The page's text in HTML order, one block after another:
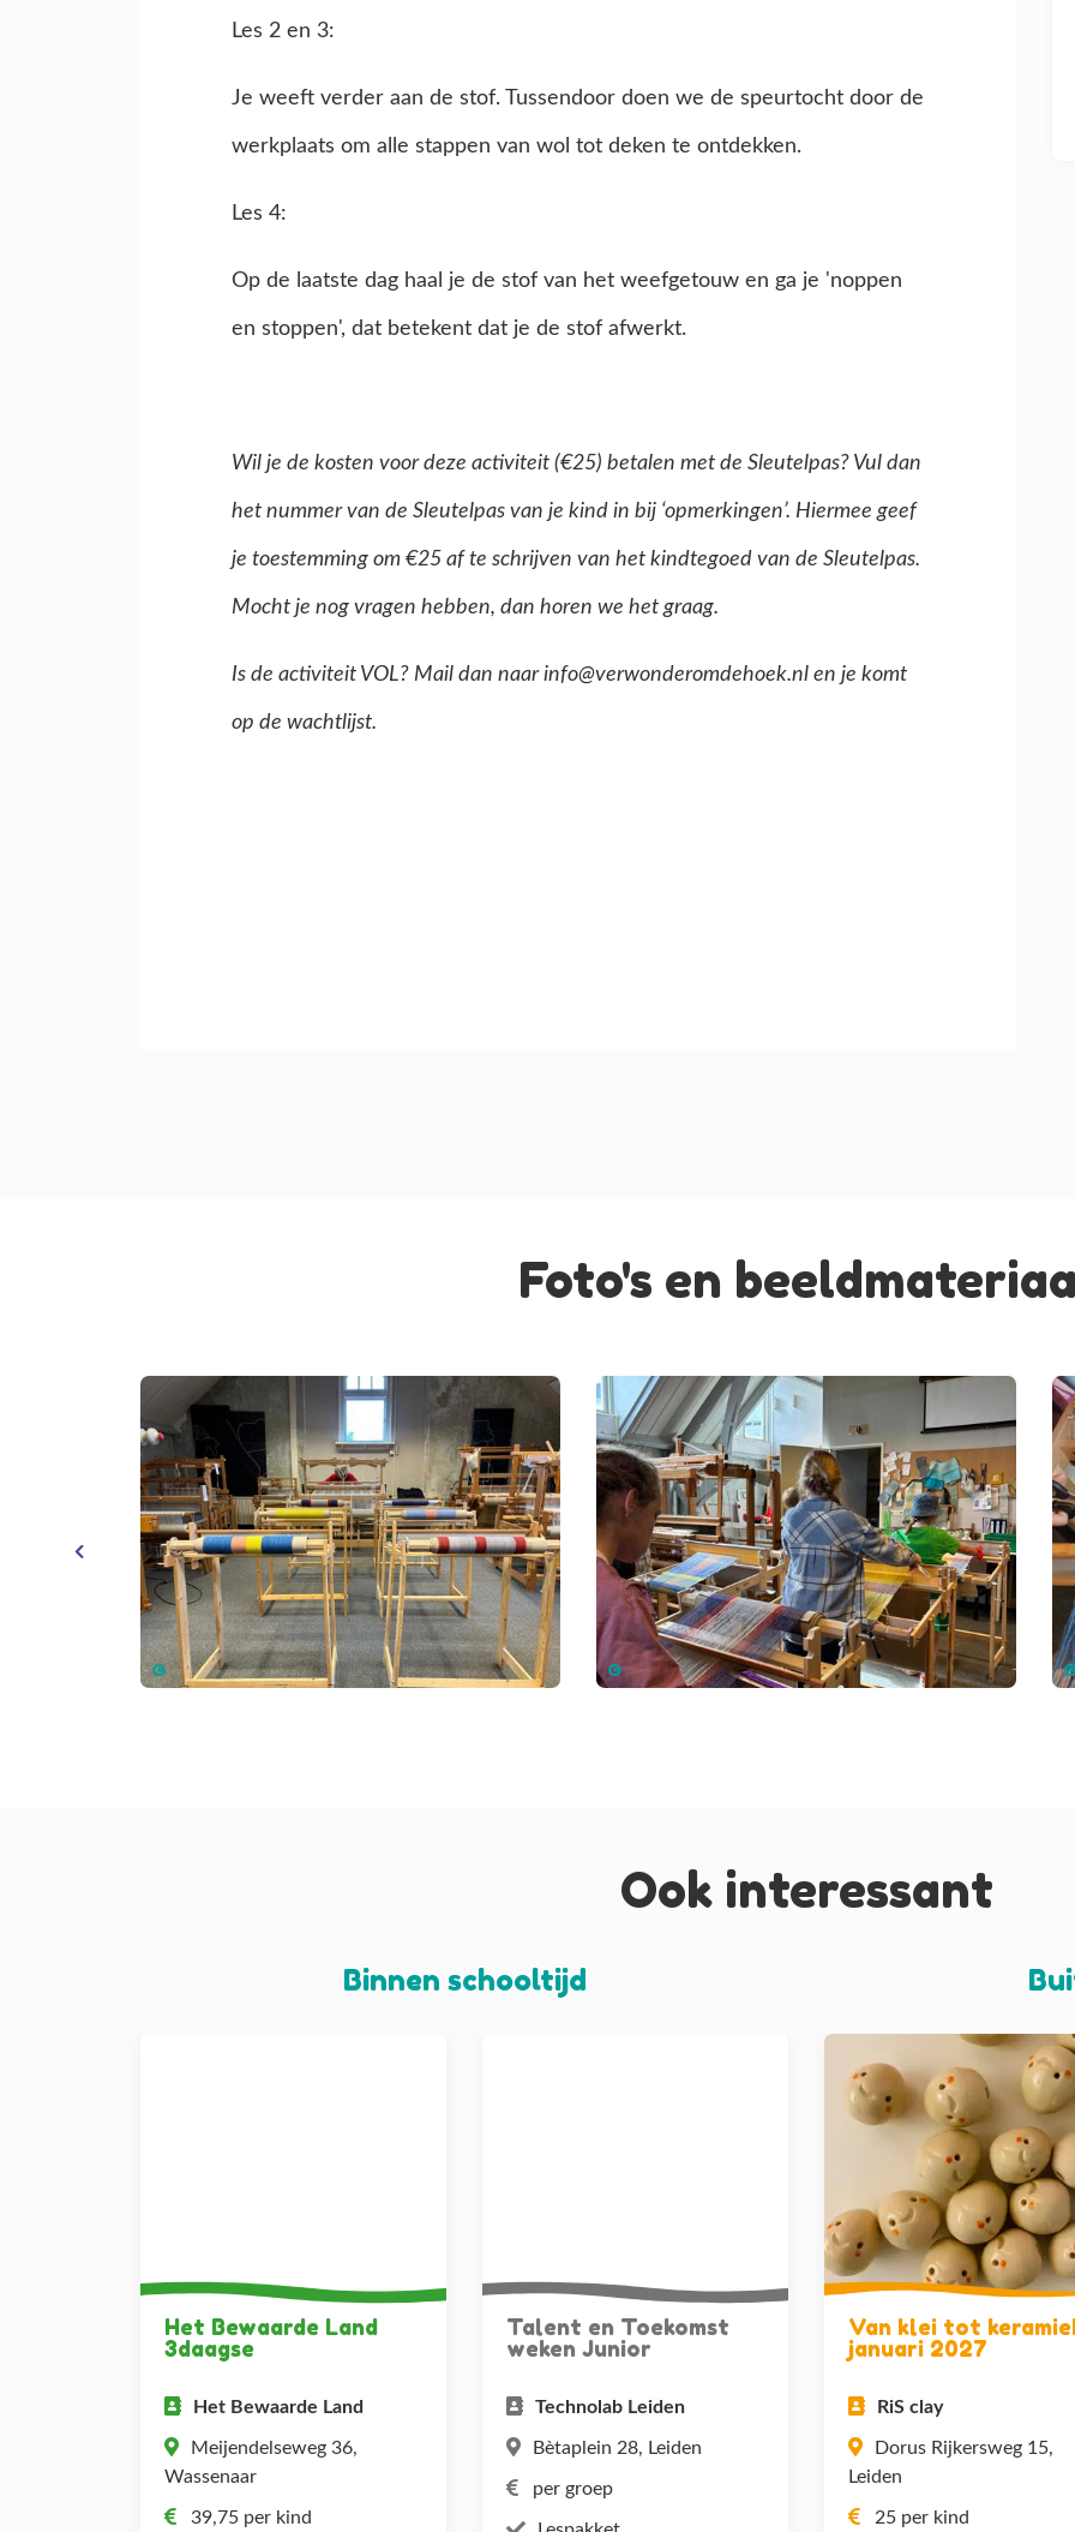
Les 2 en 3:
Je weeft verder aan de stof. Tussendoor doen we de speurtocht door de
werkplaats om alle stappen van wol tot deken te ontdekken.
Les 4:
Op de laatste dag haal je de stof van het weefgetouw en ga je 'noppen
en stoppen', dat betekent dat je de stof afwerkt.
Wil je de kosten voor deze activiteit (€25) betalen met de Sleutelpas? Vul dan
het nummer van de Sleutelpas van je kind in bij ‘opmerkingen’. Hiermee geef
je toestemming om €25 af te schrijven van het kindtegoed van de Sleutelpas.
Mocht je nog vragen hebben, dan horen we het graag.
Is de activiteit VOL? Mail dan naar info@verwonderomdehoek.nl en je komt
op de wachtlijst.
Foto's en
Ook interessant
Binnen schooltijd
Het Bewaarde Land
3daagse
Het Bewaarde Land
Meijendelseweg 36,
Wassenaar
39,75 per kind
Talent en Toekomst
weken Junior
Technolab Leiden
Bètaplein 28, Leiden
per groep
Van klei tot
januari 2027
RiS clay
Dorus Rijkersweg 15,
Leiden
25 per kind